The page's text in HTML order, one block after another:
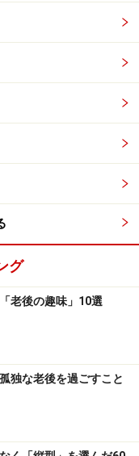
、年金の受給開始
ば5年間は無収入と
ば、肩書の変更、
。また定年後に雇
レルキャリア」の
を認めているので
し、社外のコミュニ
につながるかもし
収入を得るために
ん立ち止まって考
くには
、安定した収入の
いものです。その
）とNISAです。ど
グ
老後の趣味」10選
独な老後を過ごすこと